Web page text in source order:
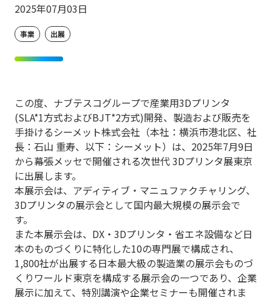
2025年07月03日
事業 出展
この度、ナブテスコグループで産業用3Dプリンタ
(SLA*1方式およびBJT*2方式)開発、製造および販売を
手掛けるシーメット株式会社（本社：横浜市港北区、社
長：石山 重寿、以下：シーメット）は、 2025年7月9日
から幕張メッセで開催される次世代3Dプリンタ展東京
に出展します。
本展示会は、アディティブ・マニュファクチャリング、
3Dプリンタの展示会として国内最大規模の展示会で
す。
また本展示会は、 DX ・ 3Dプリンタ・省エネ設備など日
本のものづくりに特化した10の専門展で構成され、
1,800社が出展する日本最大級の製造業の展示会ものづ
くりワールド東京を構成する展示会の一つであり、企業
展示に加えて、特別講演や企業セミナーも開催されま